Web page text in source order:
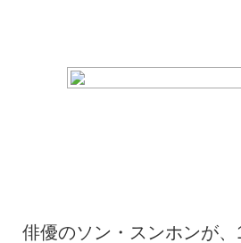
俳優のソン・スンホンが、